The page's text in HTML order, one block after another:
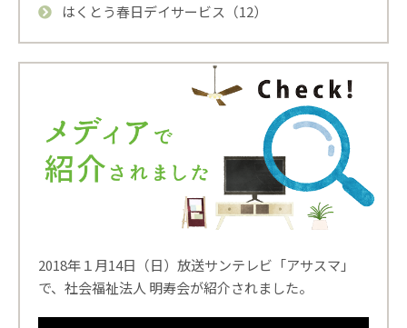
はくとう春日デイサービス（12）
2018年１月14日（日）放送サンテレビ「アサスマ」
で、社会福祉法人 明寿会が紹介されました。